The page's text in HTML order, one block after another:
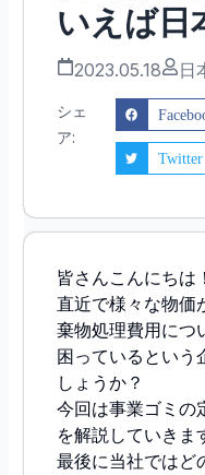
いえば日
2023.05.18 日
シェ
ア:
Twitter
皆さんこんにちは
直近で様々な物価
棄物処理費用につ
困っているという
しょうか？
今回は事業ゴミの
を解説していきま
最後に当社ではど